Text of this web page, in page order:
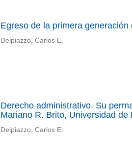
Egreso de la primera generación
Delpiazzo, Carlos E.
Derecho administrativo. Su
Mariano R. Brito, Universidad
Delpiazzo, Carlos E.